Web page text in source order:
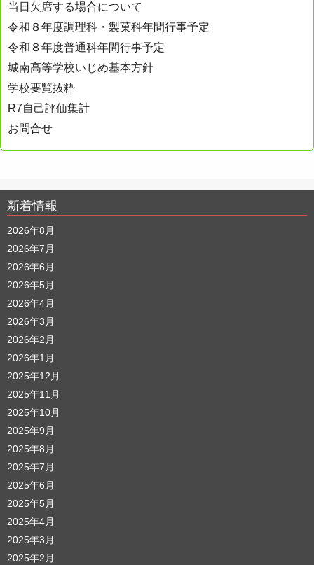
当日欠席する場合について
令和８年度調理科・製菓科年間行事予定
令和８年度普通科年間行事予定
城南高等学校いじめ基本方針
学校要覧抜粋
R7自己評価集計
お問合せ
新着情報
2026年8月
2026年7月
2026年6月
2026年5月
2026年4月
2026年3月
2026年2月
2026年1月
2025年12月
2025年11月
2025年10月
2025年9月
2025年8月
2025年7月
2025年6月
2025年5月
2025年4月
2025年3月
2025年2月